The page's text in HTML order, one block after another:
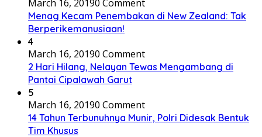
March 16, 20190 Comment
Menag Kecam Penembakan di New Zealand: Tak
Berperikemanusiaan!
4
March 16, 20190 Comment
2 Hari Hilang, Nelayan Tewas Mengambang di
Pantai Cipalawah Garut
5
March 16, 20190 Comment
14 Tahun Terbunuhnya Munir, Polri Didesak Bentuk
Tim Khusus